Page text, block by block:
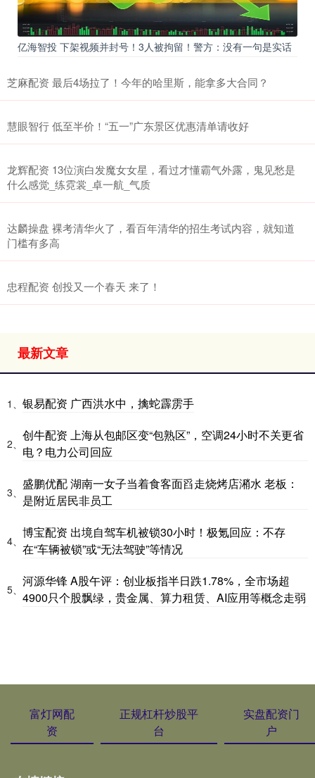
亿海智投 下架视频并封号！3人被拘留！警方：没有一句是实话
芝麻配资 最后4场拉了！今年的哈里斯，能拿多大合同？
慧眼智行 低至半价！“五一”广东景区优惠清单请收好
龙辉配资 13位演白发魔女女星，看过才懂霸气外露，鬼见愁是
什么感觉_练霓裳_卓一航_气质
达麟操盘 裸考清华火了，看百年清华的招生考试内容，就知道
门槛有多高
忠程配资 创投又一个春天 来了！
最新文章
1、 银易配资 广西洪水中，擒蛇霹雳手
2、
创牛配资 上海从包邮区变“包熟区”，空调24小时不关更省
电？电力公司回应
3、
盛鹏优配 湖南一女子当着食客面舀走烧烤店潲水 老板：
是附近居民非员工
4、
博宝配资 出境自驾车机被锁30小时！极氪回应：不存
在“车辆被锁”或“无法驾驶”等情况
5、
河源华锋 A股午评：创业板指半日跌1.78%，全市场超
4900只个股飘绿，贵金属、算力租赁、AI应用等概念走弱
富灯网配
资
正规杠杆炒股平
台
实盘配资门
户